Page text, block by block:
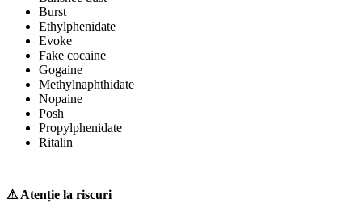
Burst
Ethylphenidate
Evoke
Fake cocaine
Gogaine
Methylnaphthidate
Nopaine
Posh
Propylphenidate
Ritalin
⚠ Atenție la riscuri